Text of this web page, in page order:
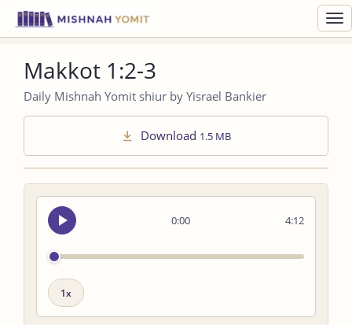
Makkot 1:2-3
Daily Mishnah Yomit shiur by Yisrael Bankier
Download 1.5 MB
0:00
Seek
audio
4:12
Playback